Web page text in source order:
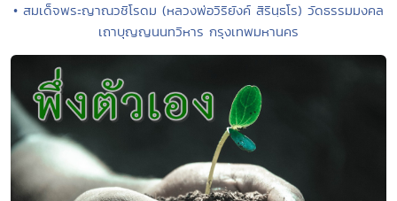
• สมเด็จพระญาณวชิโรดม (หลวงพ่อวิริยังค์ สิรินฺธโร) วัดธรรมมงคล
เถาบุญญนนทวิหาร กรุงเทพมหานคร